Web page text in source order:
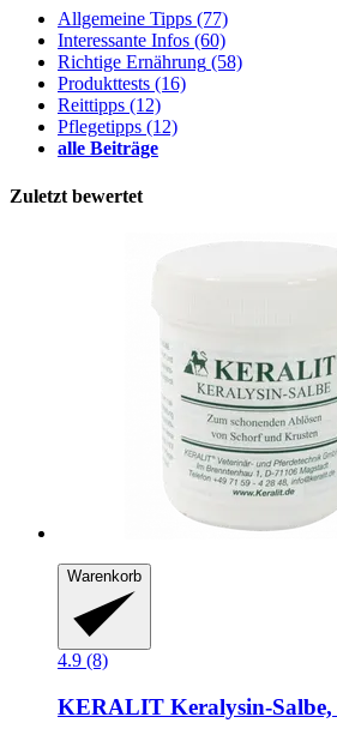
Allgemeine Tipps (77)
Interessante Infos (60)
Richtige Ernährung (58)
Produkttests (16)
Reittipps (12)
Pflegetipps (12)
alle Beiträge
Zuletzt bewertet
Warenkorb
4.9 (8)
KERALIT Keralysin-​